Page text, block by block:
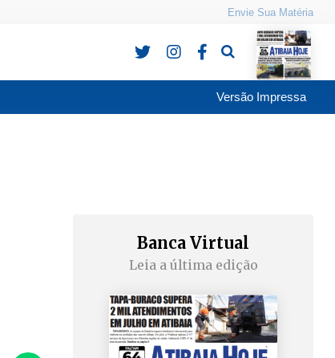
Envie Sua Matéria
Pesquisa
Versão Impressa
Banca Virtual
Leia a última edição